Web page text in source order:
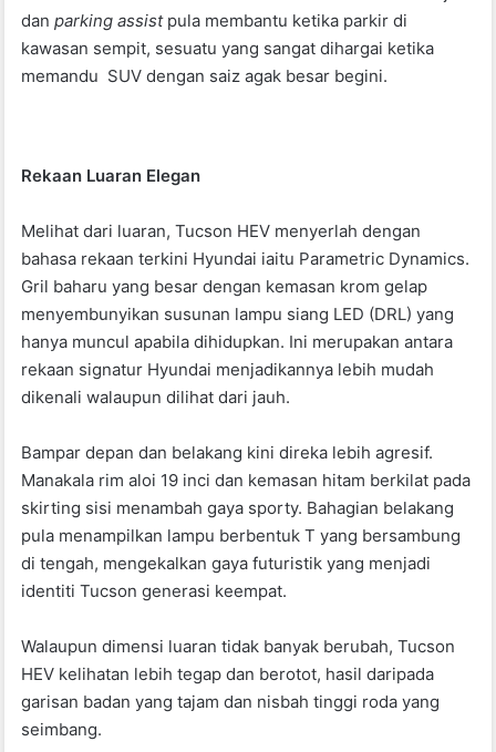
danparking assistpula membantu ketika parkir di
kawasan sempit, sesuatu yang sangat dihargai ketika
memandu SUV dengan saiz agak besar begini.
Rekaan Luaran Elegan
Melihat dari luaran, Tucson HEV menyerlah dengan
bahasa rekaan terkini Hyundai iaitu Parametric Dynamics.
Gril baharu yang besar dengan kemasan krom gelap
menyembunyikan susunan lampu siang LED (DRL) yang
hanya muncul apabila dihidupkan. Ini merupakan antara
rekaan signatur Hyundai menjadikannya lebih mudah
dikenali walaupun dilihat dari jauh.
Bampar depan dan belakang kini direka lebih agresif.
Manakala rim aloi 19 inci dan kemasan hitam berkilat pada
skirting sisi menambah gaya sporty. Bahagian belakang
pula menampilkan lampu berbentuk T yang bersambung
di tengah, mengekalkan gaya futuristik yang menjadi
identiti Tucson generasi keempat.
Walaupun dimensi luaran tidak banyak berubah, Tucson
HEV kelihatan lebih tegap dan berotot, hasil daripada
garisan badan yang tajam dan nisbah tinggi roda yang
seimbang.